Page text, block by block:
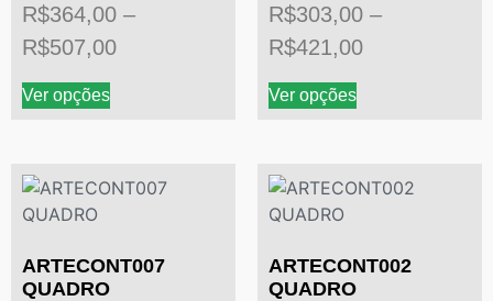
R$364,00 –
R$507,00
Ver opções
R$303,00 –
R$421,00
Ver opções
ARTECONT007
QUADRO
ARTECONT002
QUADRO